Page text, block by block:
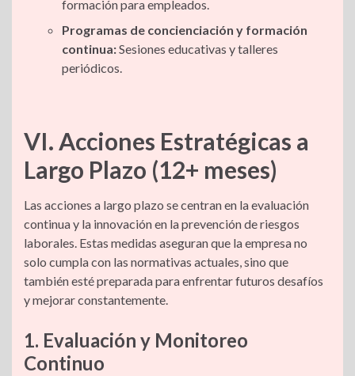
formación para empleados.
Programas de concienciación y formación
continua:Sesiones educativas y talleres
periódicos.
VI. Acciones Estratégicas a
Largo Plazo (12+ meses)
Las acciones a largo plazo se centran en la evaluación
continua y la innovación en la prevención de riesgos
laborales. Estas medidas aseguran que la empresa no
solo cumpla con las normativas actuales, sino que
también esté preparada para enfrentar futuros desafíos
y mejorar constantemente.
1. Evaluación y Monitoreo
Continuo